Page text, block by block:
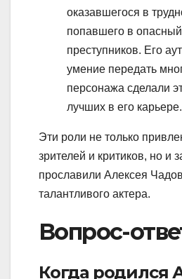
оказавшегося в
попавшего в
преступников. Его
умение передать
персонажа сделали
лучших в его карьере.
Эти роли не только
зрителей и критиков, но и
прославили Алексея
талантливого актера.
Вопрос-
Когда родился